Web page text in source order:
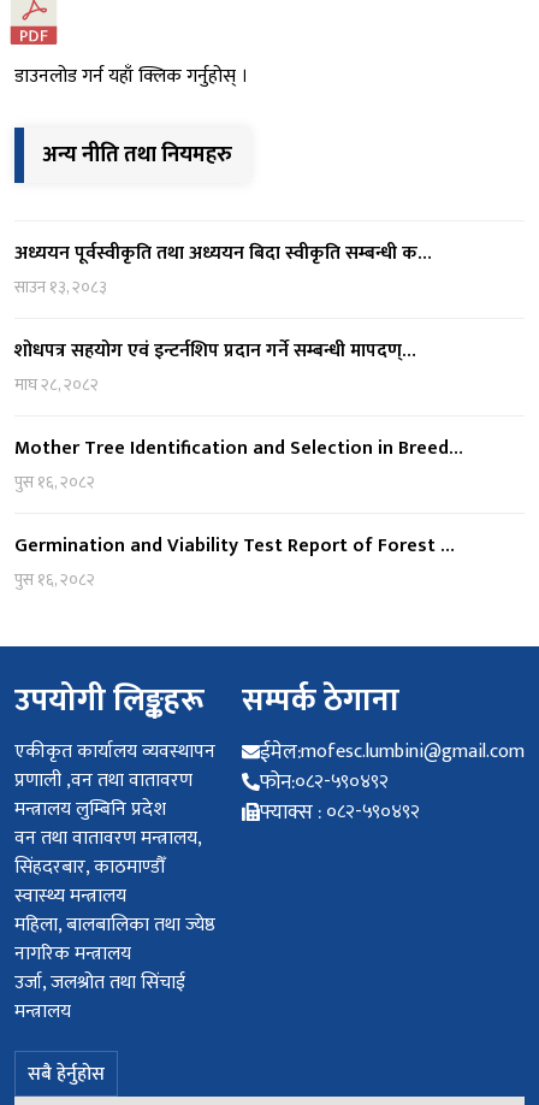
डाउनलोड गर्न यहाँ क्लिक गर्नुहोस् ।
अन्य नीति तथा नियमहरु
अध्ययन पूर्वस्वीकृति तथा अध्ययन बिदा स्वीकृति सम्बन्धी क…
साउन १३, २०८३
शोधपत्र सहयोग एवं इन्टर्नशिप प्रदान गर्ने सम्बन्धी मापदण्…
माघ २८, २०८२
Mother Tree Identification and Selection in Breed…
पुस १६, २०८२
Germination and Viability Test Report of Forest …
पुस १६, २०८२
उपयोगी लिङ्कहरू
एकीकृत कार्यालय व्यवस्थापन
प्रणाली ,वन तथा वातावरण
मन्त्रालय लुम्बिनि प्रदेश
वन तथा वातावरण मन्त्रालय,
सिंहदरबार, काठमाण्डौँ
स्वास्थ्य मन्त्रालय
महिला, बालबालिका तथा ज्येष्ठ
नागरिक मन्त्रालय
उर्जा, जलश्रोत तथा सिंचाई
मन्त्रालय
सबै हेर्नुहोस
सम्पर्क ठेगाना
ईमेल:mofesc.lumbini@gmail.com
फोन:०८२-५९०४९२
फ्याक्स :०८२-५९०४९२